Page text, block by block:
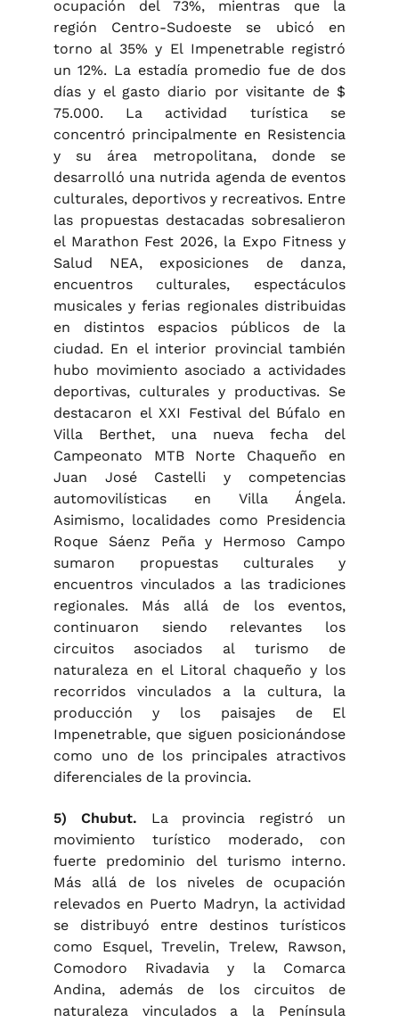
ocupación del 73%, mientras que la
región Centro-Sudoeste se ubicó en
torno al 35% y El Impenetrable registró
un 12%. La estadía promedio fue de dos
días y el gasto diario por visitante de $
75.000. La actividad turística se
concentró principalmente en Resistencia
y su área metropolitana, donde se
desarrolló una nutrida agenda de eventos
culturales, deportivos y recreativos. Entre
las propuestas destacadas sobresalieron
el Marathon Fest 2026, la Expo Fitness y
Salud NEA, exposiciones de danza,
encuentros culturales, espectáculos
musicales y ferias regionales distribuidas
en distintos espacios públicos de la
ciudad. En el interior provincial también
hubo movimiento asociado a actividades
deportivas, culturales y productivas. Se
destacaron el XXI Festival del Búfalo en
Villa Berthet, una nueva fecha del
Campeonato MTB Norte Chaqueño en
Juan José Castelli y competencias
automovilísticas en Villa Ángela.
Asimismo, localidades como Presidencia
Roque Sáenz Peña y Hermoso Campo
sumaron propuestas culturales y
encuentros vinculados a las tradiciones
regionales. Más allá de los eventos,
continuaron siendo relevantes los
circuitos asociados al turismo de
naturaleza en el Litoral chaqueño y los
recorridos vinculados a la cultura, la
producción y los paisajes de El
Impenetrable, que siguen posicionándose
como uno de los principales atractivos
diferenciales de la provincia.
5) Chubut. La provincia registró un
movimiento turístico moderado, con
fuerte predominio del turismo interno.
Más allá de los niveles de ocupación
relevados en Puerto Madryn, la actividad
se distribuyó entre destinos turísticos
como Esquel, Trevelin, Trelew, Rawson,
Comodoro Rivadavia y la Comarca
Andina, además de los circuitos de
naturaleza vinculados a la Península